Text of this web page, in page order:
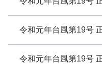
令和元年台風第19号
令和元年台風第19号